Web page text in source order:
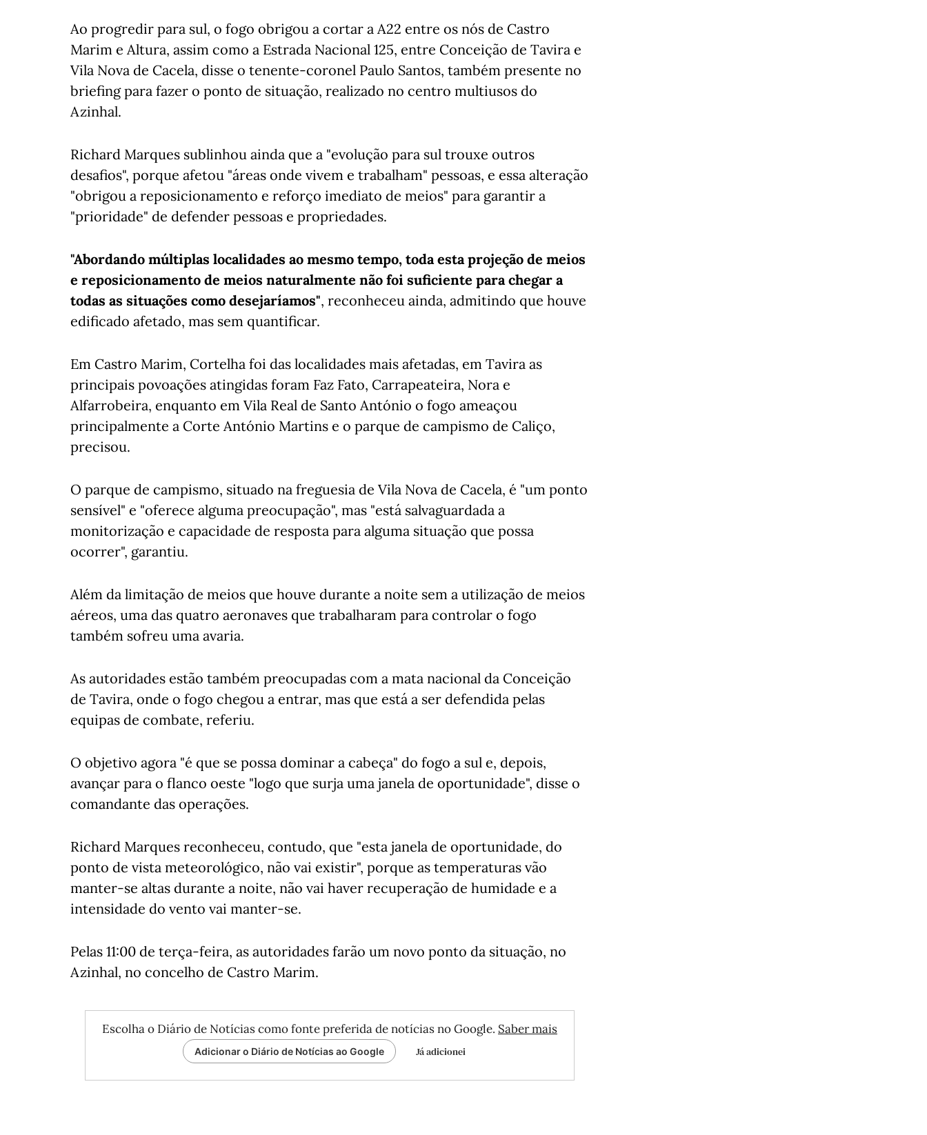
Ao progredir para sul, o fogo obrigou a cortar a A22 entre os nós de Castro
Marim e Altura, assim como a Estrada Nacional 125, entre Conceição de Tavira e
Vila Nova de Cacela, disse o tenente-coronel Paulo Santos, também presente no
briefing para fazer o ponto de situação, realizado no centro multiusos do
Azinhal.
Richard Marques sublinhou ainda que a "evolução para sul trouxe outros
desafios", porque afetou "áreas onde vivem e trabalham" pessoas, e essa alteração
"obrigou a reposicionamento e reforço imediato de meios" para garantir a
"prioridade" de defender pessoas e propriedades.
"Abordando múltiplas localidades ao mesmo tempo, toda esta projeção de meios
e reposicionamento de meios naturalmente não foi suficiente para chegar a
todas as situações como desejaríamos", reconheceu ainda, admitindo que houve
edificado afetado, mas sem quantificar.
Em Castro Marim, Cortelha foi das localidades mais afetadas, em Tavira as
principais povoações atingidas foram Faz Fato, Carrapeateira, Nora e
Alfarrobeira, enquanto em Vila Real de Santo António o fogo ameaçou
principalmente a Corte António Martins e o parque de campismo de Caliço,
precisou.
O parque de campismo, situado na freguesia de Vila Nova de Cacela, é "um ponto
sensível" e "oferece alguma preocupação", mas "está salvaguardada a
monitorização e capacidade de resposta para alguma situação que possa
ocorrer", garantiu.
Além da limitação de meios que houve durante a noite sem a utilização de meios
aéreos, uma das quatro aeronaves que trabalharam para controlar o fogo
também sofreu uma avaria.
As autoridades estão também preocupadas com a mata nacional da Conceição
de Tavira, onde o fogo chegou a entrar, mas que está a ser defendida pelas
equipas de combate, referiu.
O objetivo agora "é que se possa dominar a cabeça" do fogo a sul e, depois,
avançar para o flanco oeste "logo que surja uma janela de oportunidade", disse o
comandante das operações.
Richard Marques reconheceu, contudo, que "esta janela de oportunidade, do
ponto de vista meteorológico, não vai existir", porque as temperaturas vão
manter-se altas durante a noite, não vai haver recuperação de humidade e a
intensidade do vento vai manter-se.
Pelas 11:00 de terça-feira, as autoridades farão um novo ponto da situação, no
Azinhal, no concelho de Castro Marim.
Escolha o Diário de Notícias como fonte preferida de notícias no Google. Saber mais
Adicionar o Diário de Notícias ao Google Já adicionei